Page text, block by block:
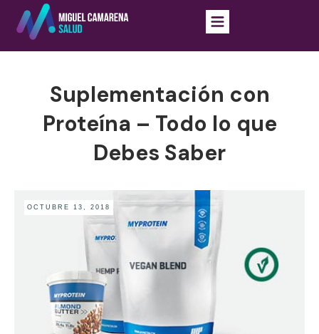
Suplementación con
Proteína – Todo lo que
Debes Saber
OCTUBRE 13, 2018